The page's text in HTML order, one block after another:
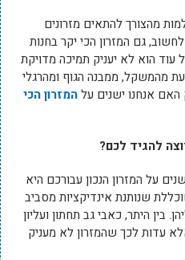
מהצורך להתאים מזרונים
גם המזרון הכי יקר בחנות
הוא לא יעניק תמיכה מדויקת
מהמשקל, ממבנה הגוף ומהרגלי
האם אנחנו ישנים עלהמזרון הכי
להגיד לכם?
על המזרון הנכון עבורכם היא
שנותנת אינדיקציות מסביב
בין היתר, כאבי גב תחתון ועליון
עדות לכך שהמזרון לא מעניק